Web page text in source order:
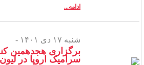
ادامه...
شنبه ۱۷ دی ۱۴۰۱ -
برگزاری هجدهمین
سرامیک اروپا در